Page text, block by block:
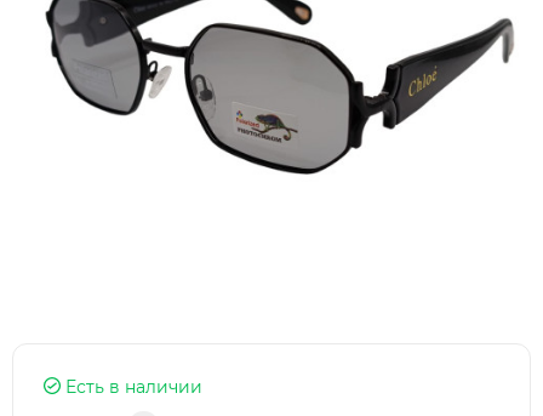
Есть в наличии